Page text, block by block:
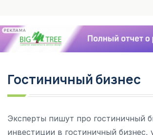
РЕКЛАМА
Гостиничный бизнес
Эксперты пишут про гостиничный
инвестиции в гостиничный бизнес,